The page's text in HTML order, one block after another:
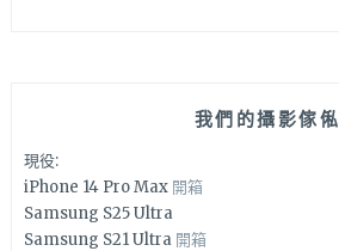
我們的攝影傢俬
現役:
iPhone 14 Pro Max 開箱
Samsung S25 Ultra
Samsung S21 Ultra 開箱